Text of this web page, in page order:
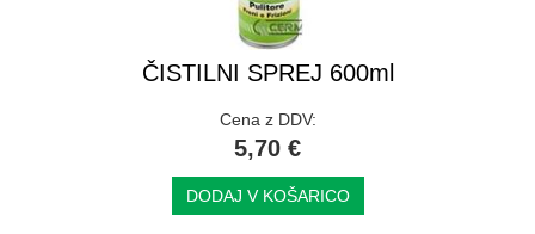
ČISTILNI SPREJ 600ml
Cena z DDV:
5,70 €
DODAJ V KOŠARICO